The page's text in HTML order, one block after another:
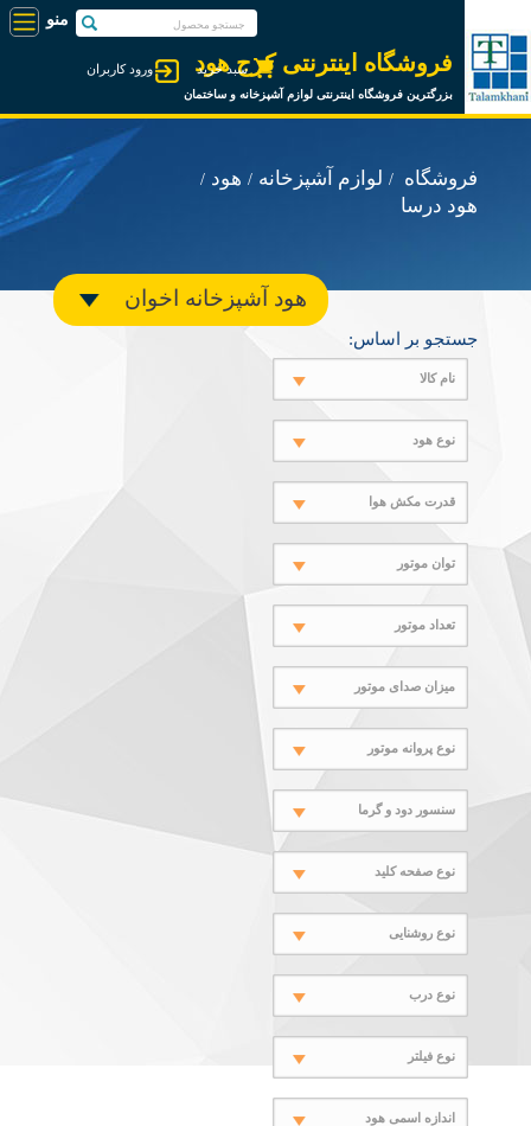
فروشگاه اینترنتی کرج هود
بزرگترین فروشگاه اینترنتی لوازم آشپزخانه و ساختمان
ورود کاربران سبد خرید
فروشگاه لوازم آشپزخانه
هود
هود درسا
هود آشپزخانه اخوان
جستجو بر اساس:
نام کالا
نوع هود
قدرت مکش هوا
توان موتور
تعداد موتور
میزان صدای موتور
نوع پروانه موتور
سنسور دود و گرما
نوع صفحه کلید
نوع روشنایی
نوع درب
نوع فیلتر
اندازه اسمی هود